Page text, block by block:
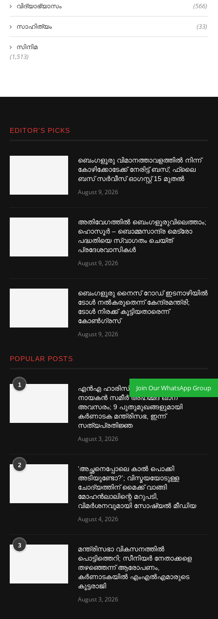
വിദ്യാഭ്യാസം (566)
സാഹിത്യം (33)
സിനിമ
(1,513)
EDITOR’S PICKS
ബെംഗളൂരു വിമാനത്താവളത്തില്‍ നിന്ന്
കോഴിക്കോടേക്ക് നേരിട്ട് ബസ്; ഫ്ലൈ
ബസ് സര്‍വീസ് ഓഗസ്റ്റ് 15 മുതല്‍
August 9, 2026
അതിവേഗത്തില്‍ ബെംഗളൂരുവിലെത്താം;
ഹൊസൂര്‍ – ബൊമ്മസാന്ദ്ര മെട്രോ
പദ്ധതിയെ സ്വാഗതം ചെയ്ത്
പ്രദേശവാസികള്‍
August 9, 2026
ബെംഗളൂരു നൈസ് റോഡ് ഇടനാഴിയില്‍
ടോള്‍ നല്‍കരുതെന്ന് കേന്ദ്രമന്ത്രി;
ടോള്‍ നിരക്ക് കൂട്ടിയതാരെന്ന്
കോണ്‍ഗ്രസ്
August 9, 2026
POPULAR POSTS
1
എൻഎ ഹാരിസിനെ തഴ‌‍ഞ്ഞു, വിവാദ
നായകൻ സമീര്‍ അഹമ്മദ് ഖാന്
അവസരം; 9 പുതുമുഖങ്ങളുമായി
കര്‍ണാടക മന്ത്രിസഭ, ഇന്ന്
സത്യപ്രതിജ്ഞ
August 3, 2026
2
‘അച്ഛനെപ്പോലെ കാല്‍ പൊക്കി
അടിയുണ്ടോ?’; വിസ്മയയോടുള്ള
ചോദ്യത്തിന് മൈക്ക് വാങ്ങി
മോഹൻലാലിന്റെ മറുപടി,
വിമര്‍ശനവുമായി സോഷ്യല്‍ മീഡിയ
August 4, 2026
3
മന്ത്രിസഭാ വികസനത്തിൽ
പൊട്ടിത്തെറി; സീനിയർ നേതാക്കളെ
തഴഞ്ഞെന്ന് ആരോപണം,
കർണാടകയിൽ എംഎൽഎമാരുടെ
കൂട്ടരാജി
August 3, 2026
Join Our WhatsApp Group